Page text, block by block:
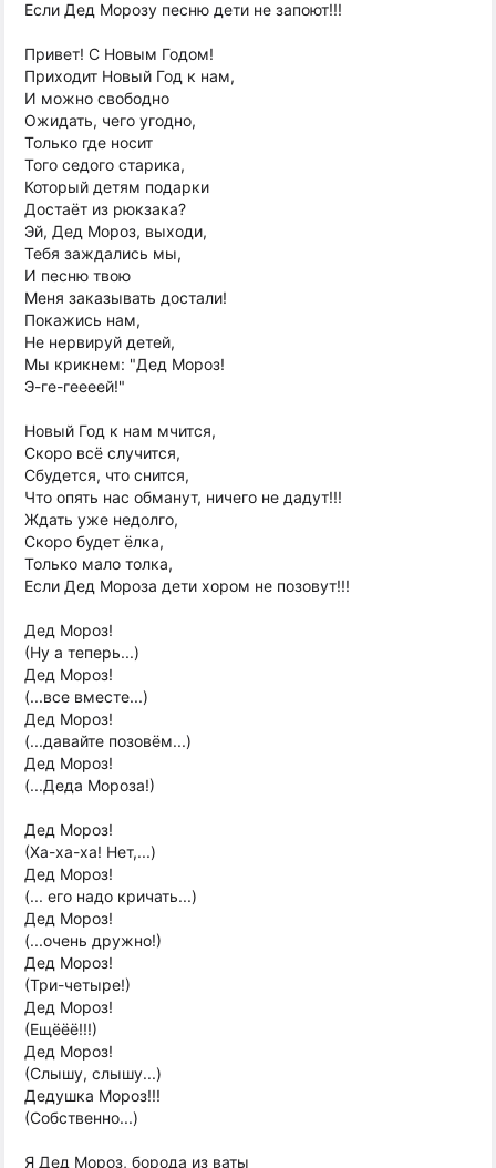
Если Дед Морозу песню дети не запоют!!!
Привет! С Новым Годом!
Приходит Новый Год к нам,
И можно свободно
Ожидать, чего угодно,
Только где носит
Того седого старика,
Который детям подарки
Достаёт из рюкзака?
Эй, Дед Мороз, выходи,
Тебя заждались мы,
И песню твою
Меня заказывать достали!
Покажись нам,
Не нервируй детей,
Мы крикнем: "Дед Мороз!
Э-ге-геееей!"
Новый Год к нам мчится,
Скоро всё случится,
Сбудется, что снится,
Что опять нас обманут, ничего не дадут!!!
Ждать уже недолго,
Скоро будет ёлка,
Только мало толка,
Если Дед Мороза дети хором не позовут!!!
Дед Мороз!
(Ну а теперь...)
Дед Мороз!
(...все вместе...)
Дед Мороз!
(...давайте позовём...)
Дед Мороз!
(...Деда Мороза!)
Дед Мороз!
(Ха-ха-ха! Нет,...)
Дед Мороз!
(... его надо кричать...)
Дед Мороз!
(...очень дружно!)
Дед Мороз!
(Три-четыре!)
Дед Мороз!
(Ещёёё!!!)
Дед Мороз!
(Слышу, слышу...)
Дедушка Мороз!!!
(Собственно...)
Я Дед Мороз, борода из ваты